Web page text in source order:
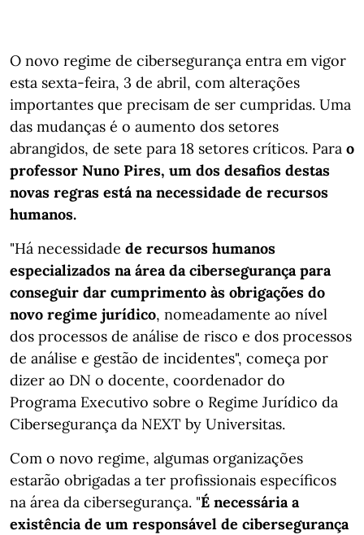
O novo regime de cibersegurança entra em vigor
esta sexta-feira, 3 de abril, com alterações
importantes que precisam de ser cumpridas. Uma
das mudanças é o aumento dos setores
abrangidos, de sete para 18 setores críticos. Para o
professor Nuno Pires, um dos desafios destas
novas regras está na necessidade de recursos
humanos.
"Há necessidade de recursos humanos
especializados na área da cibersegurança para
conseguir dar cumprimento às obrigações do
novo regime jurídico, nomeadamente ao nível
dos processos de análise de risco e dos processos
de análise e gestão de incidentes", começa por
dizer ao DN o docente, coordenador do
Programa Executivo sobre o Regime Jurídico da
Cibersegurança da NEXT by Universitas.
Com o novo regime, algumas organizações
estarão obrigadas a ter profissionais específicos
na área da cibersegurança. "É necessária a
existência de um responsável de cibersegurança